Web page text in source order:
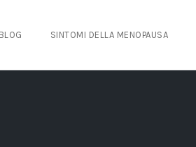
BLOG SINTOMI DELLA MENOPAUSA